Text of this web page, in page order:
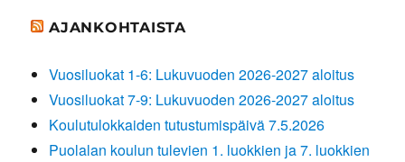
AJANKOHTAISTA
Vuosiluokat 1-6: Lukuvuoden 2026-2027 aloitus
Vuosiluokat 7-9: Lukuvuoden 2026-2027 aloitus
Koulutulokkaiden tutustumispäivä 7.5.2026
Puolalan koulun tulevien 1. luokkien ja 7. luokkien